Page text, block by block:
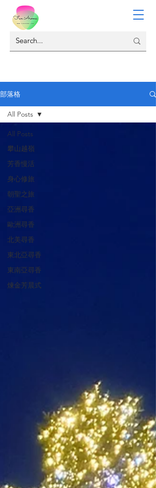
部落格
All Posts
攀山越嶺
芳香慢活
身心修旅
朝聖之旅
亞洲尋香
歐洲尋香
北美尋香
東北亞尋香
東南亞尋香
煉金芳晨式
All Posts